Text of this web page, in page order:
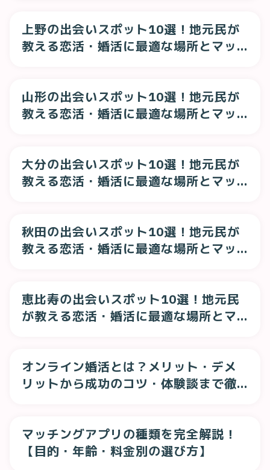
上野の出会いスポット10選！地元民が
教える恋活・婚活に最適な場所とマッ
山形の出会いスポット10選！地元民が
教える恋活・婚活に最適な場所とマッ
大分の出会いスポット10選！地元民が
教える恋活・婚活に最適な場所とマッ
秋田の出会いスポット10選！地元民が
教える恋活・婚活に最適な場所とマッ
恵比寿の出会いスポット10選！地元民
が教える恋活・婚活に最適な場所とマ
オンライン婚活とは？メリット・デメ
リットから成功のコツ・体験談まで徹
マッチングアプリの種類を完全解説！
【目的・年齢・料金別の選び方】